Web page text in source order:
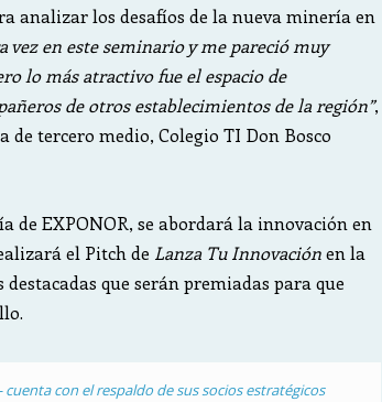
analizar los desafíos de la nueva minería en
vez en este seminario y me pareció muy
lo más atractivo fue el espacio de
de otros establecimientos de la región”,
de tercero medio, Colegio TI Don Bosco
de EXPONOR, se abordará la innovación en
el Pitch de Lanza Tu Innovaciónen la
que serán premiadas para que
cuenta con el respaldo de sus socios estratégicos